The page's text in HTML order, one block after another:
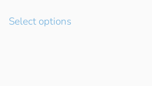
Select options